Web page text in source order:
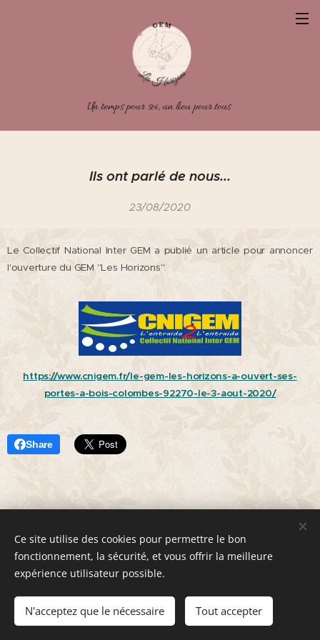
Un temps pour soi, un lieu pour tous
Ils ont parlé de nous...
23/08/2020
Le Collectif National Inter GEM a publié un article pour annoncer
l'ouverture du GEM "Les Horizons".
https://www.cnigem.fr/le-gem-les-horizons-a-ouvert-ses-
portes-a-bois-colombes-92270-le-3-aout-2020/
Share
© 2020 Groupe d'Entraide Mutuelle "Les Horizons" 5 avenue
Gambetta 92270 Bois-Colombes
www.gemleshorizons.fr │Mentions légales
confidentialité
Cookies
Ce site utilise des cookies pour permettre le bon
fonctionnement, la sécurité, et vous offrir la meilleure
expérience utilisateur possible.
N'acceptez que le nécessaire Tout accepter